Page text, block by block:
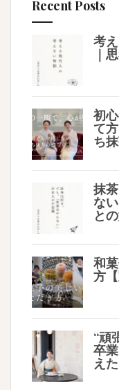
Recent Posts
考
｜
初
て
ち
抹
な
と
和
方【
“頑
卒
え